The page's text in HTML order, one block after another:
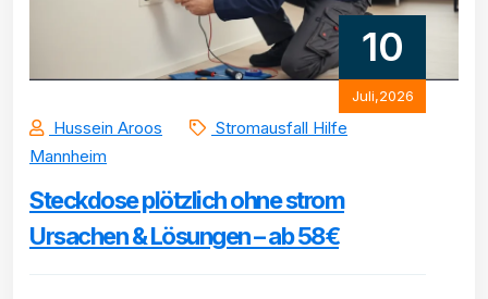
10
Juli,2026
Hussein Aroos
Stromausfall Hilfe
Mannheim
Steckdose plötzlich ohne strom
Ursachen & Lösungen – ab 58€